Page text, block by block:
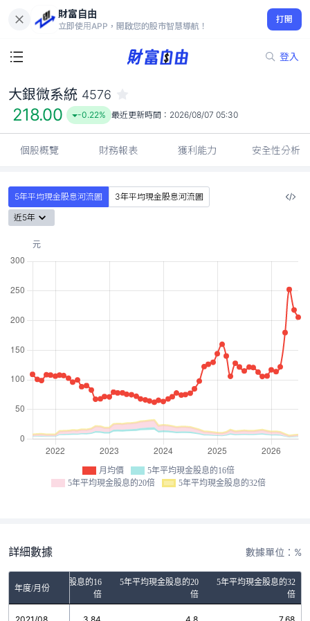
財富自由
立即使用APP，開啟您的股市智慧導航！
打開
登入
218.00
-0.22%
大銀微系統 4576
218.00 -0.22% 最近更新時間： 2026/08/07 05:30
個股概覽 財務報表 獲利能力 安全性分析
5年平均現金股息河流圖
3年平均現金股息河流圖
近5年
月均價
5年平均現金股息的16倍
5年平均現金股息的20倍
5年平均現金股息的32倍
詳細數據 數據單位：%
年度/月份
5年平均現金股息的16
倍
5年平均現金股息的20
倍
5年平均現金股息的32
倍